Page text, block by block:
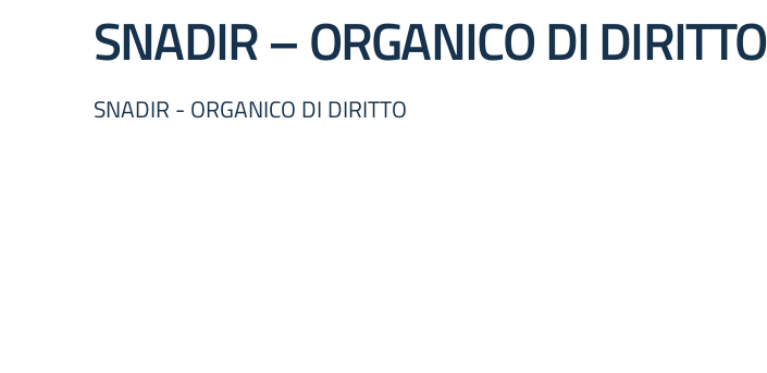
SNADIR – ORGANICO DI DIRITTO
SNADIR - ORGANICO DI DIRITTO